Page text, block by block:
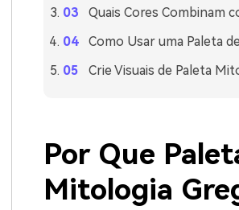
Quais Cores Combinam
Como Usar uma Paleta
Crie Visuais de Paleta
Por Que
Mitologia